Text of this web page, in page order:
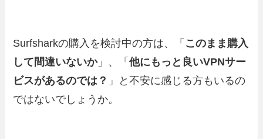
Surfsharkの購入を検討中の方は、「 このまま購入
して間違いないか」、「他にもっと良いVPNサー
ビスがあるのでは？ 」と不安に感じる方もいるの
ではないでしょうか。